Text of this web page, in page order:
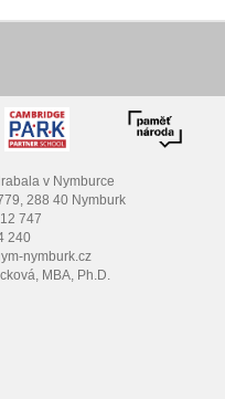
v Nymburce
288 40 Nymburk
747
240
nymburk.cz
MBA, Ph.D.